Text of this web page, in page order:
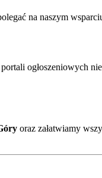
na naszym
ogłoszeniowych
oraz załatwiamy